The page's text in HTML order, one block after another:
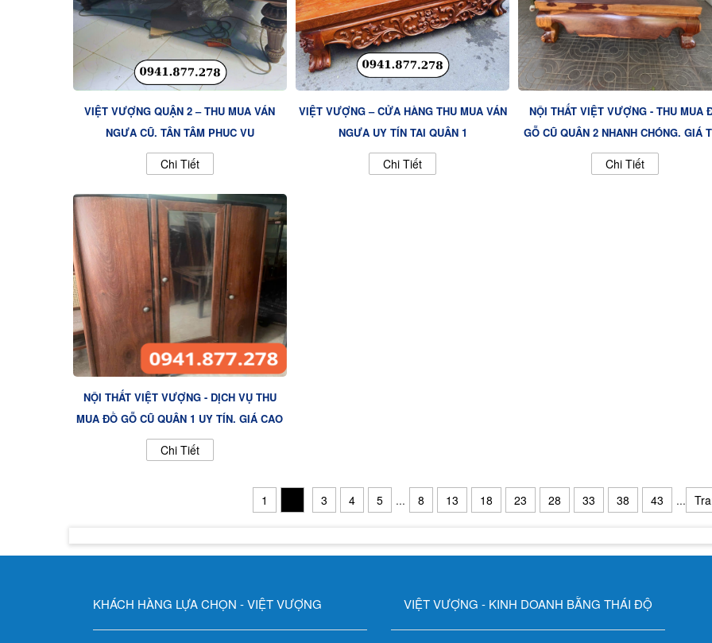
VIỆT VƯỢNG QUẬN 2 – THU MUA VÁN
NGỰA CŨ, TẬN TÂM PHỤC VỤ
Chi Tiết
VIỆT VƯỢNG – CỬA HÀNG THU MUA VÁN
NGỰA UY TÍN TẠI QUẬN 1
Chi Tiết
NỘI THẤT VIỆT VƯỢNG - THU MUA
GỖ CŨ QUẬN 2 NHANH CHÓNG, GIÁ
Chi Tiết
NỘI THẤT VIỆT VƯỢNG - DỊCH VỤ THU
MUA ĐỒ GỖ CŨ QUẬN 1 UY TÍN, GIÁ CAO
Chi Tiết
1 3 4 5 ... 8 13 18 23 28 33 38 43 ...
KHÁCH HÀNG LỰA CHỌN - VIỆT VƯỢNG VIỆT VƯỢNG - KINH DOANH BẰNG THÁI ĐỘ